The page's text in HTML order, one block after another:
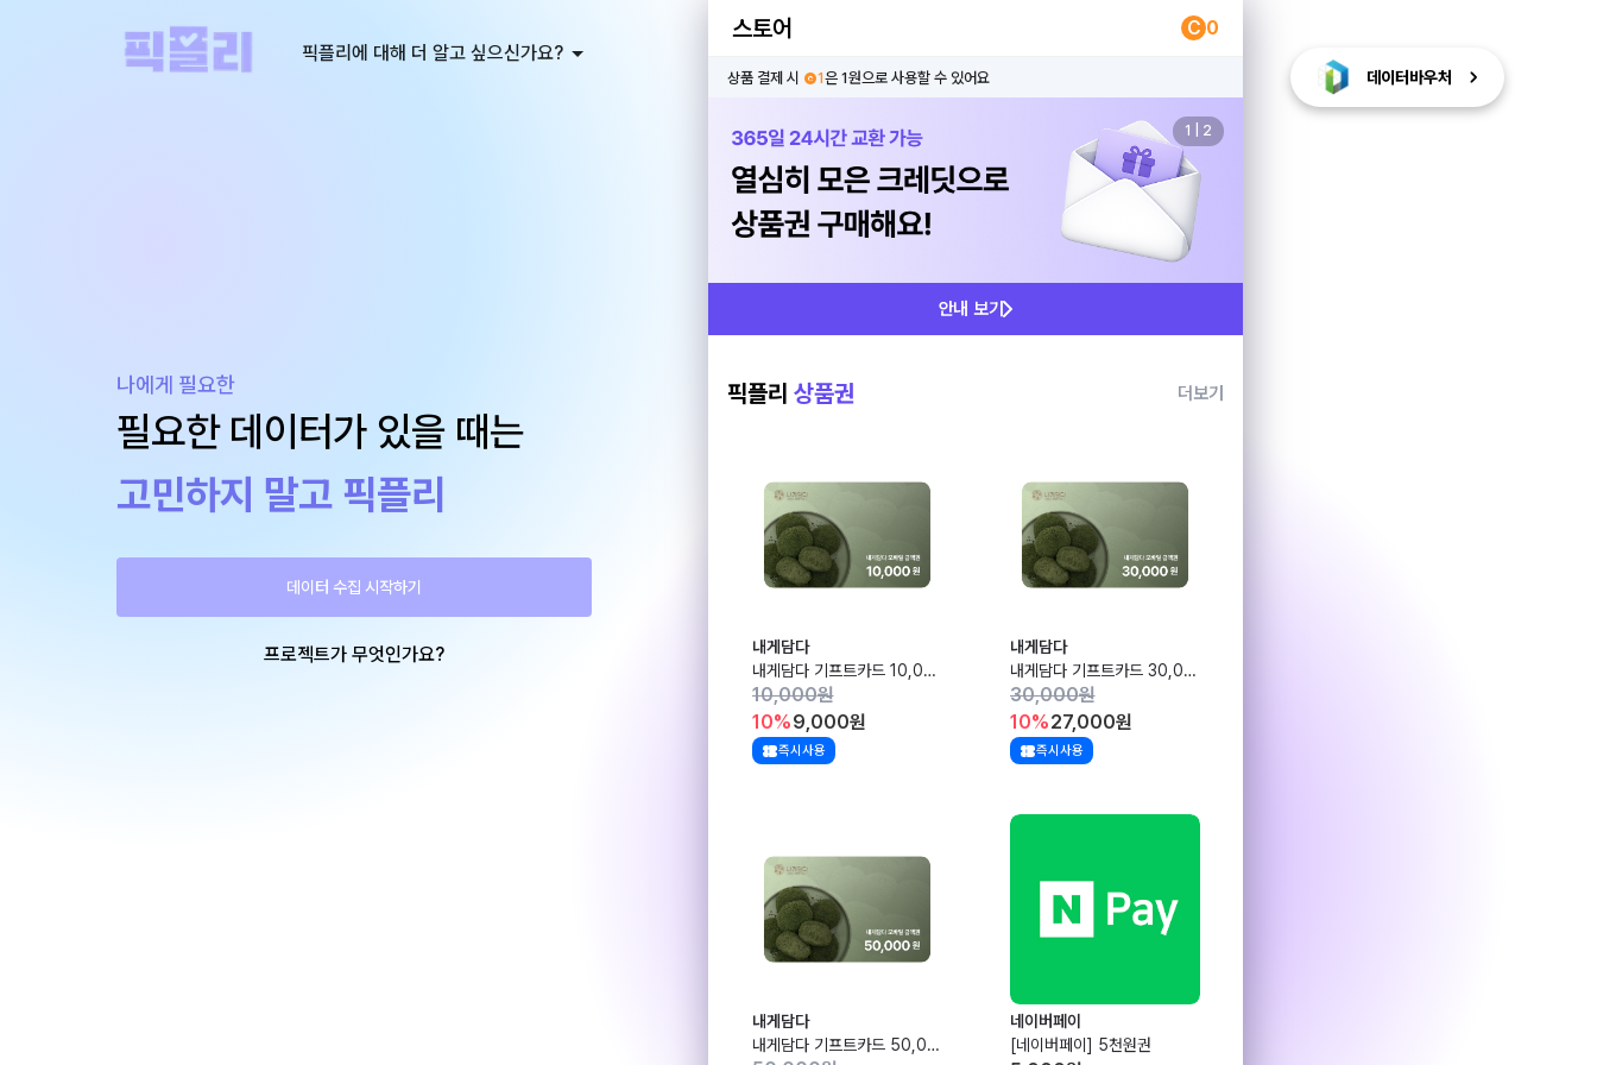
픽플리에 대해 더 알고 싶으신가요?
나에게 필요한
필요한 데이터가 있을 때는
고민하지 말고 픽플리
데이터 수집 시작하기
프로젝트가 무엇인가요?
스토어 C 0
상품 결제 시 🅒1은 1원으로 사용할 수 있어요
안내 보기
1 2
픽플리 상품권 더보기
내게담다
내게담다 기프트카드 10,000원권
10,000원
10%9,000원
즉시사용
내게담다
내게담다 기프트카드 30,000원권
30,000원
10%27,000원
즉시사용
내게담다
내게담다 기프트카드 50,000원권
네이버페이
[네이버페이] 5천원권
데이터바우처